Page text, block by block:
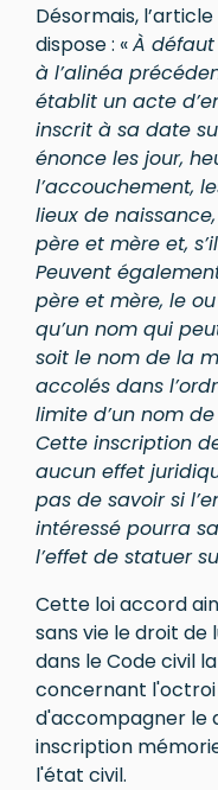
Désormais,
dispose : «À
à l’alinéa
établit un acte
inscrit à sa date
énonce les jour,
l’accouchement,
lieux de
père et mère et,
Peuvent
père et mère, le
qu’un nom qui
soit le nom de la
accolés dans
limite d’un nom
Cette inscription
aucun effet
pas de savoir si
intéressé pourra
l’effet de statuer
Cette loi accord
sans vie le droit de
dans le Code civil
concernant l'octroi
d'accompagner le
inscription
l'état civil.